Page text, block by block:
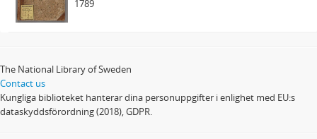
1789
The National Library of Sweden
Contact us
Kungliga biblioteket hanterar dina personuppgifter i enlighet med EU:s
dataskyddsförordning (2018), GDPR.